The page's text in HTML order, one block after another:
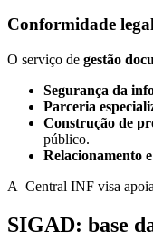
Conformidade
O serviço de gestão
Segurança da
Parceria
Construção de
público.
Relacionamento
A Central INF visa
SIGAD: base